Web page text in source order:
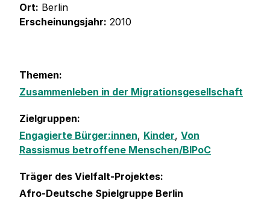
Ort: Berlin
Erscheinungsjahr: 2010
Themen:
Zusammenleben in der Migrationsgesellschaft
Zielgruppen:
Engagierte Bürger:innen, Kinder, Von
Rassismus betroffene Menschen/BIPoC
Träger des Vielfalt-Projektes:
Afro-Deutsche Spielgruppe Berlin